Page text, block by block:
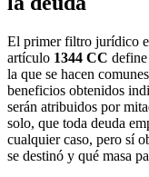
El primer filtro jurídico
artículo 1344 CC
la que se hacen
beneficios obtenidos
serán atribuidos por
solo, que toda deuda
cualquier caso, pero sí
se destinó y qué masa